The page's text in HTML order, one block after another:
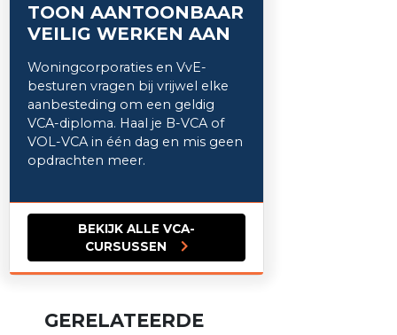
TOON AANTOONBAAR
VEILIG WERKEN AAN
Woningcorporaties en VvE-
besturen vragen bij vrijwel elke
aanbesteding om een geldig
VCA-diploma. Haal je B-VCA of
VOL-VCA in één dag en mis geen
opdrachten meer.
BEKIJK ALLE VCA-
CURSUSSEN
GERELATEERDE